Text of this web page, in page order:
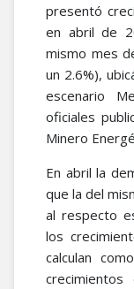
presentó
en abril de
mismo mes
un 2.6%),
escenario
oficiales
Minero
En abril la
que la del
al respecto
los
calculan